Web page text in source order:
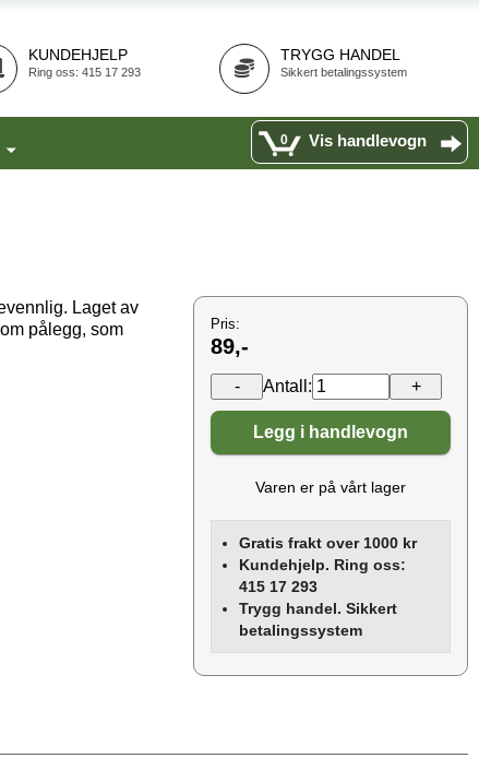
KUNDEHJELP
Ring oss: 415 17 293
TRYGG HANDEL
Sikkert betalingssystem
0 Vis handlevogn
Pris:
89,-
Antall:
Legg i handlevogn
Varen er på vårt lager
Gratis frakt over 1000 kr
Kundehjelp. Ring oss:
415 17 293
Trygg handel. Sikkert
betalingssystem
Laget av
pålegg, som